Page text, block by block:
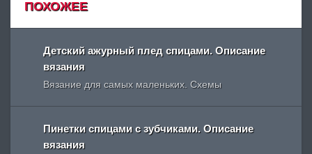
ПОХОЖЕЕ
Детский ажурный плед спицами. Описание
вязания
Вязание для самых маленьких. Схемы
Пинетки спицами с зубчиками. Описание
вязания